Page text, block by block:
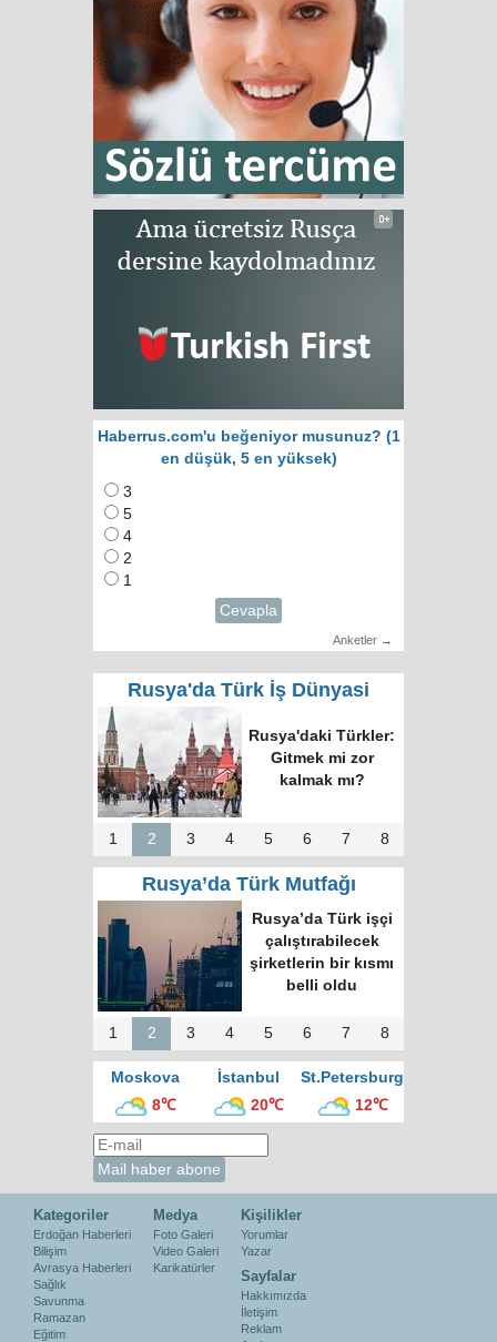
Haberrus.com'u beğeniyor musunuz? (1
en düşük, 5 en yüksek)
3
5
4
2
1
Cevapla
Anketler →
Rusya'da Türk İş Dünyasi
Rusya'daki Türkler:
Gitmek mi zor
kalmak mı?
1 2 3 4 5 6 7 8
Rusya’da Türk Mutfağı
Rusya’da Türk işçi
çalıştırabilecek
şirketlerin bir kısmı
belli oldu
1 2 3 4 5 6 7 8
Moskova İstanbul
St.Petersburg
8℃
20℃ 12℃
Kategoriler
Erdoğan Haberleri
Bilişim
Avrasya Haberleri
Sağlık
Savunma
Ramazan
Eğitim
Medya
Foto Galeri
Video Galeri
Karikatürler
Kişilikler
Yorumlar
Yazar
Sayfalar
Hakkımızda
İletişim
Reklam